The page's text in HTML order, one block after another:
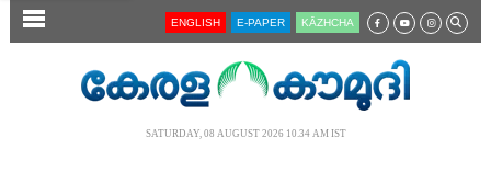
SECTIONS ENGLISH E-PAPER KĀZHCHA
SATURDAY, 08 AUGUST 2026 10.34 AM IST